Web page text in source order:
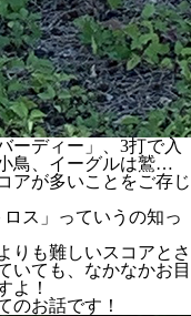
ーディー」、3打で入
鳥、イーグルは鷲…
アが多いことをご存じ
ス」っていうの知っ
りも難しいスコアとさ
いても、なかなかお目
よ！
のお話です！